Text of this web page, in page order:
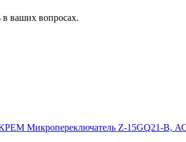
в ваших вопросах.
Микропереключатель Z-15GQ21-